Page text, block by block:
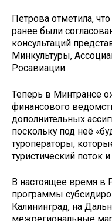
Петрова отметила,
ранее были
консультаций
Минкультуры,
Росавиации.
Теперь в Минтрансе
финансового
дополнительных
поскольку под неё
туроператоры,
туристический поток
В настоящее время в
программы
Калининград, на